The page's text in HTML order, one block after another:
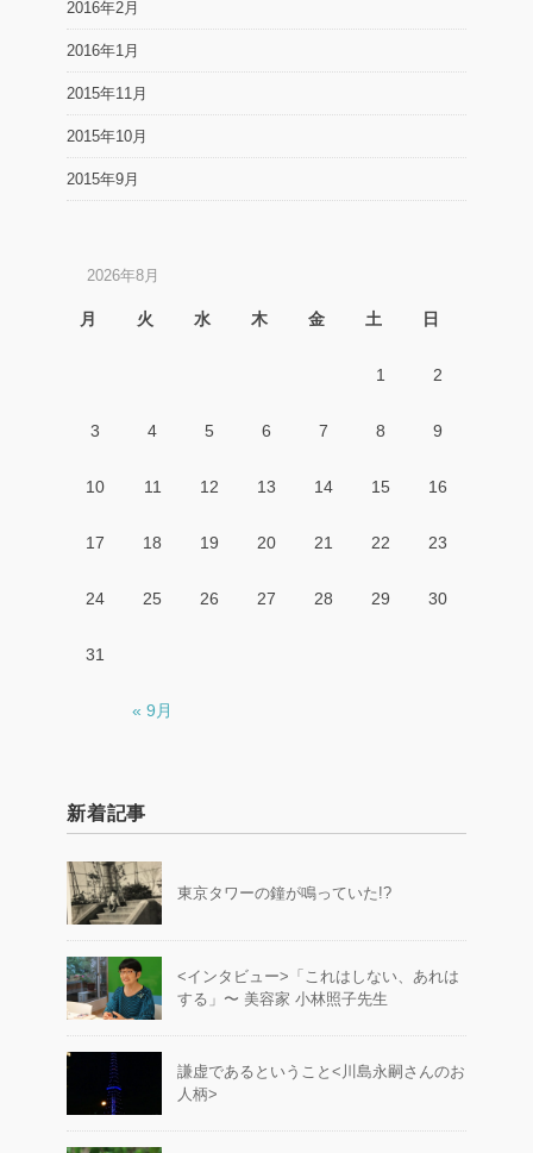
2016年2月
2016年1月
2015年11月
2015年10月
2015年9月
2026年8月
月 火 水 木 金 土 日
« 9月
1 2
3 4 5 6 7 8 9
10 11 12 13 14 15 16
17 18 19 20 21 22 23
24 25 26 27 28 29 30
31
新着記事
東京タワーの鐘が鳴っていた!?
<インタビュー>「これはしない、あれは
する」〜 美容家 小林照子先生
謙虚であるということ<川島永嗣さんのお
人柄>